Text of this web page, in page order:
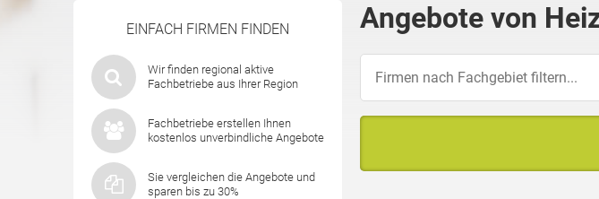
EINFACH FIRMEN FINDEN
Wir finden regional aktive
Fachbetriebe aus Ihrer Region
Fachbetriebe erstellen Ihnen
kostenlos unverbindliche Angebote
Sie vergleichen die Angebote und
sparen bis zu 30%
Angebote von